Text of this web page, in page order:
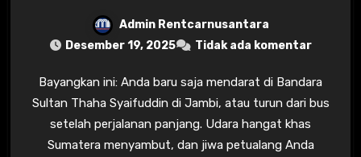
Admin Rentcarnusantara
Desember 19, 2025
Tidak ada komentar
Bayangkan ini: Anda baru saja mendarat di Bandara
Sultan Thaha Syaifuddin di Jambi, atau turun dari bus
setelah perjalanan panjang. Udara hangat khas
Sumatera menyambut, dan jiwa petualang Anda